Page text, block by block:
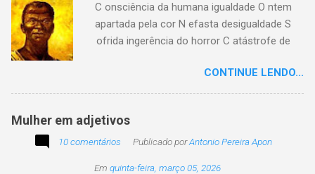
C onsciência da humana igualdade O ntem
apartada pela cor N efasta desigualdade S
ofrida ingerência do horror C atástrofe de
tempo o preito N egritude sempre linda C ultura
multicolor I rmanados na cidadania A gentes
CONTINUE LENDO...
Mulher em adjetivos
10 comentários Publicado porAntonio Pereira Apon
Em quinta-feira, março 05, 2026